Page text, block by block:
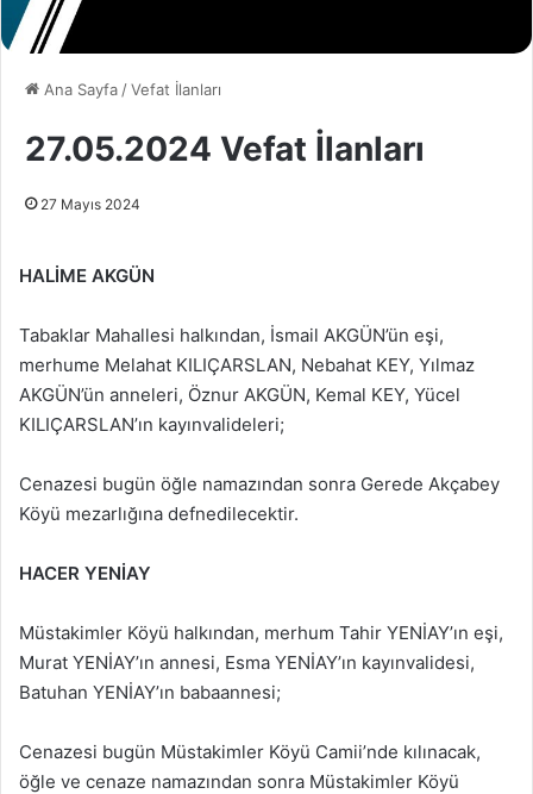
Ana Sayfa /Vefat İlanları
27.05.2024 Vefat İlanları
27 Mayıs 2024
HALİME AKGÜN
Tabaklar Mahallesi halkından, İsmail AKGÜN’ün eşi,
merhume Melahat KILIÇARSLAN, Nebahat KEY, Yılmaz
AKGÜN’ün anneleri, Öznur AKGÜN, Kemal KEY, Yücel
KILIÇARSLAN’ın kayınvalideleri;
Cenazesi bugün öğle namazından sonra Gerede Akçabey
Köyü mezarlığına defnedilecektir.
HACER YENİAY
Müstakimler Köyü halkından, merhum Tahir YENİAY’ın eşi,
Murat YENİAY’ın annesi, Esma YENİAY’ın kayınvalidesi,
Batuhan YENİAY’ın babaannesi;
Cenazesi bugün Müstakimler Köyü Camii’nde kılınacak,
öğle ve cenaze namazından sonra Müstakimler Köyü